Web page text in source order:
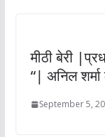
मीठी बेरी
“| अनिल शर्मा
September 5,